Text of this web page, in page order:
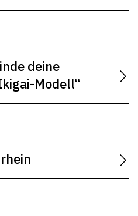
deine
Modell“